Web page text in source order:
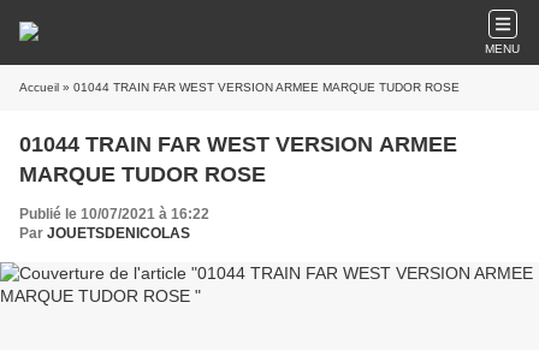
MENU
Accueil » 01044 TRAIN FAR WEST VERSION ARMEE MARQUE TUDOR ROSE
01044 TRAIN FAR WEST VERSION ARMEE
MARQUE TUDOR ROSE
Publié le 10/07/2021 à 16:22
Par JOUETSDENICOLAS